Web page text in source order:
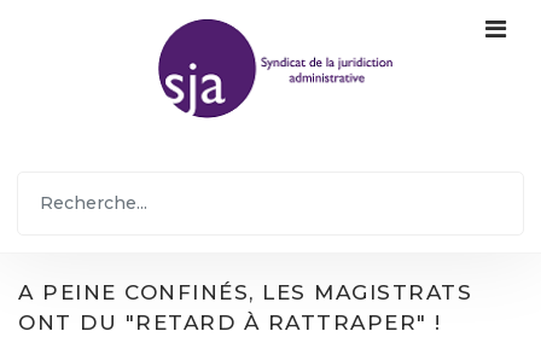
A PEINE CONFINÉS, LES MAGISTRATS
ONT DU "RETARD À RATTRAPER" !